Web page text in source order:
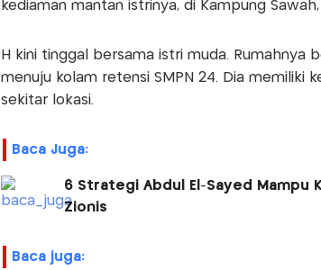
kediaman mantan istrinya, di Kampung
H kini tinggal bersama istri muda. Rumahnya
menuju kolam retensi SMPN 24. Dia memiliki
sekitar lokasi.
Baca Juga:
6 Strategi Abdul El-Sayed Mampu
Zionis
baca juga: